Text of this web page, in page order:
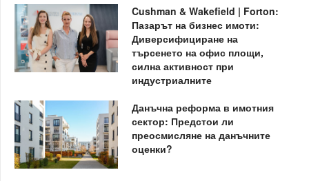
Cushman & Wakefield | Forton:
Пазарът на бизнес имоти:
Диверсифициране на
търсенето на офис площи,
силна активност при
индустриалните
Данъчна реформа в имотния
сектор: Предстои ли
преосмисляне на данъчните
оценки?